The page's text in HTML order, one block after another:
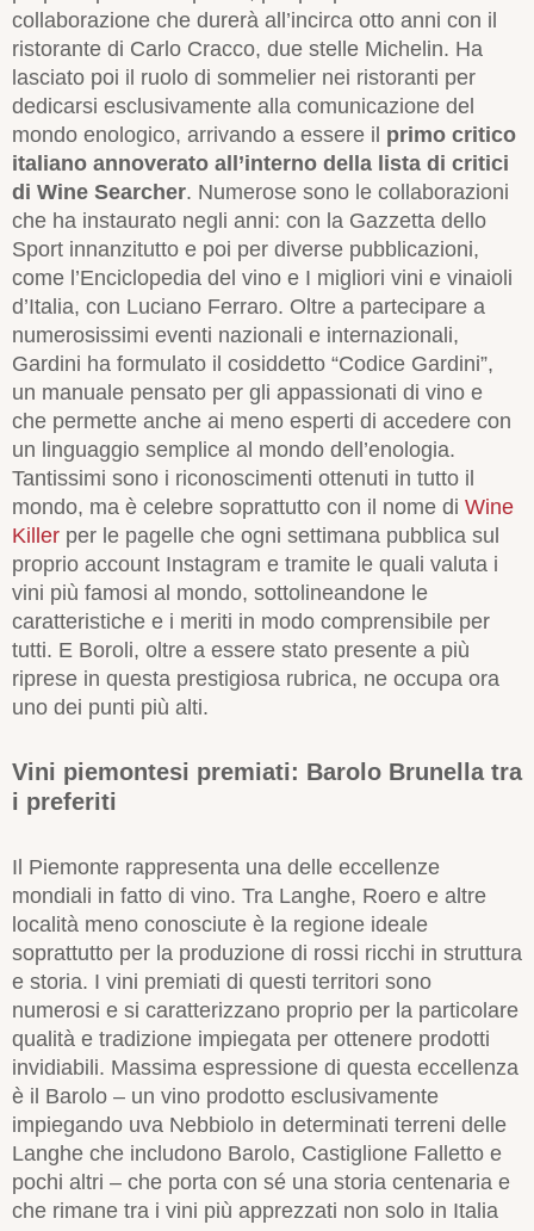
collaborazione che durerà all’incirca otto anni con il
ristorante di Carlo Cracco, due stelle Michelin. Ha
lasciato poi il ruolo di sommelier nei ristoranti per
dedicarsi esclusivamente alla comunicazione del
mondo enologico, arrivando a essere il primo critico
italiano annoverato all’interno della lista di critici
di Wine Searcher. Numerose sono le collaborazioni
che ha instaurato negli anni: con la Gazzetta dello
Sport innanzitutto e poi per diverse pubblicazioni,
come l’Enciclopedia del vino e I migliori vini e vinaioli
d’Italia, con Luciano Ferraro. Oltre a partecipare a
numerosissimi eventi nazionali e internazionali,
Gardini ha formulato il cosiddetto “Codice Gardini”,
un manuale pensato per gli appassionati di vino e
che permette anche ai meno esperti di accedere con
un linguaggio semplice al mondo dell’enologia.
Tantissimi sono i riconoscimenti ottenuti in tutto il
mondo, ma è celebre soprattutto con il nome di Wine
Killer per le pagelle che ogni settimana pubblica sul
proprio account Instagram e tramite le quali valuta i
vini più famosi al mondo, sottolineandone le
caratteristiche e i meriti in modo comprensibile per
tutti. E Boroli, oltre a essere stato presente a più
riprese in questa prestigiosa rubrica, ne occupa ora
uno dei punti più alti.
Vini piemontesi premiati: Barolo Brunella tra
i preferiti
Il Piemonte rappresenta una delle eccellenze
mondiali in fatto di vino. Tra Langhe, Roero e altre
località meno conosciute è la regione ideale
soprattutto per la produzione di rossi ricchi in struttura
e storia. I vini premiati di questi territori sono
numerosi e si caratterizzano proprio per la particolare
qualità e tradizione impiegata per ottenere prodotti
invidiabili. Massima espressione di questa eccellenza
è il Barolo – un vino prodotto esclusivamente
impiegando uva Nebbiolo in determinati terreni delle
Langhe che includono Barolo, Castiglione Falletto e
pochi altri – che porta con sé una storia centenaria e
che rimane tra i vini più apprezzati non solo in Italia